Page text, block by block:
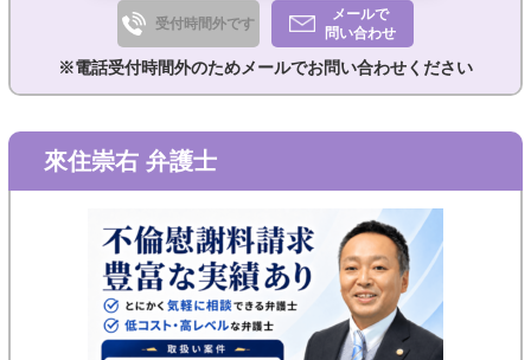
受付時間外です
メールで
問い合わせ
※電話受付時間外のためメールでお問い合わせください
來住崇右 弁護士